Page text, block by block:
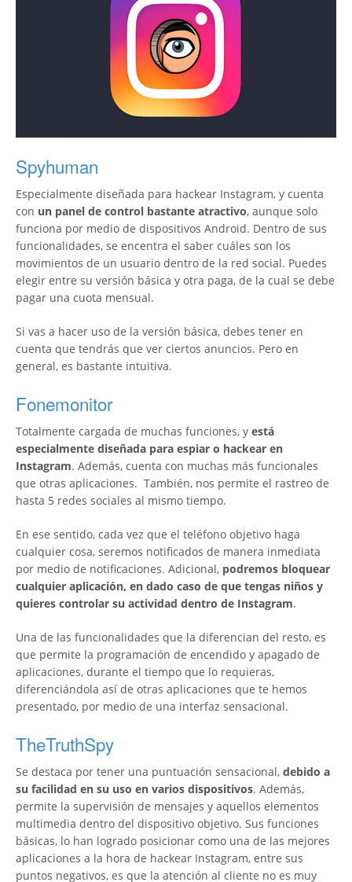
Spyhuman
Especialmente diseñada para hackear Instagram, y cuenta
con un panel de control bastante atractivo, aunque solo
funciona por medio de dispositivos Android. Dentro de sus
funcionalidades, se encentra el saber cuáles son los
movimientos de un usuario dentro de la red social. Puedes
elegir entre su versión básica y otra paga, de la cual se debe
pagar una cuota mensual.
Si vas a hacer uso de la versión básica, debes tener en
cuenta que tendrás que ver ciertos anuncios. Pero en
general, es bastante intuitiva.
Fonemonitor
Totalmente cargada de muchas funciones, y está
especialmente diseñada para espiar o hackear en
Instagram. Además, cuenta con muchas más funcionales
que otras aplicaciones. También, nos permite el rastreo de
hasta 5 redes sociales al mismo tiempo.
En ese sentido, cada vez que el teléfono objetivo haga
cualquier cosa, seremos notificados de manera inmediata
por medio de notificaciones. Adicional, podremos bloquear
cualquier aplicación, en dado caso de que tengas niños y
quieres controlar su actividad dentro de Instagram.
Una de las funcionalidades que la diferencian del resto, es
que permite la programación de encendido y apagado de
aplicaciones, durante el tiempo que lo requieras,
diferenciándola así de otras aplicaciones que te hemos
presentado, por medio de una interfaz sensacional.
TheTruthSpy
Se destaca por tener una puntuación sensacional, debido a
su facilidad en su uso en varios dispositivos. Además,
permite la supervisión de mensajes y aquellos elementos
multimedia dentro del dispositivo objetivo. Sus funciones
básicas, lo han logrado posicionar como una de las mejores
aplicaciones a la hora de hackear Instagram, entre sus
puntos negativos, es que la atención al cliente no es muy